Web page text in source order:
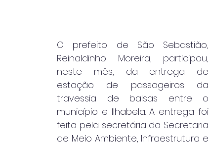
O prefeito de São Sebastião,
Reinaldinho Moreira, participou,
neste mês, da entrega de
estação de passageiros da
travessia de balsas entre o
município e Ilhabela. A entrega foi
feita pela secretária da Secretaria
de Meio Ambiente, Infraestrutura e